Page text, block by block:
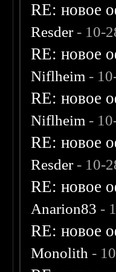
RE: новое
Resder- 10-
RE: новое
Niflheim -
RE: новое
Niflheim -
RE: новое
Resder- 10-
RE: новое
Anarion83 -
RE: новое
Monolith -